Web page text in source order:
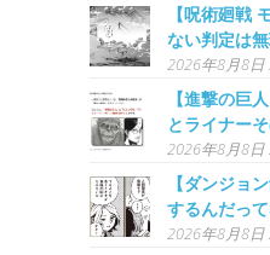
【呪術廻戦
ない判定は
2026年8月8日
【進撃の巨
とライナー
2026年8月8日
【ダンジョ
するんだっ
2026年8月8日